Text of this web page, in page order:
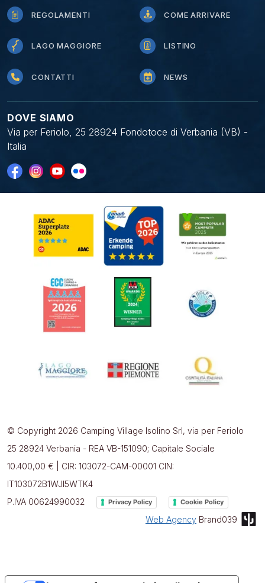
REGOLAMENTI COME ARRIVARE
LAGO MAGGIORE LISTINO
CONTATTI NEWS
DOVE SIAMO
Via per Feriolo, 25 28924 Fondotoce di Verbania (VB) -
Italia
© Copyright 2026 Camping Village Isolino Srl, via per Feriolo
25 28924 Verbania - REA VB-151090; Capitale Sociale
10.400,00 € | CIR: 103072-CAM-00001 CIN:
IT103072B1WJI5WTK4
P.IVA 00624990032
Privacy Policy Cookie Policy
Web Agency Brand039